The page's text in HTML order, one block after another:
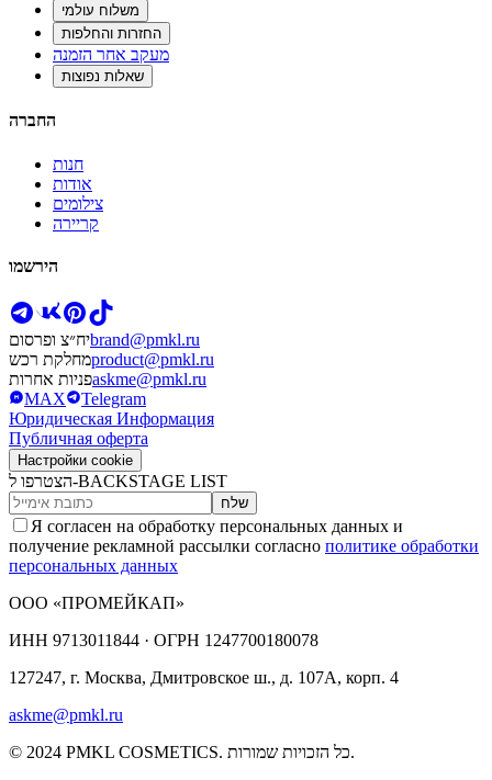
משלוח עולמי
החזרות והחלפות
מעקב אחר הזמנה
שאלות נפוצות
החברה
חנות
אודות
צילומים
קריירה
הירשמו
יח״צ ופרסוםbrand@pmkl.ru
מחלקת רכשproduct@pmkl.ru
פניות אחרותaskme@pmkl.ru
MAX
Telegram
Юридическая Информация
Публичная оферта
Настройки cookie
הצטרפו ל-BACKSTAGE LIST
שלח
Я согласен на обработку персональных данных и
получение рекламной рассылки согласно политике обработки
персональных данных
ООО «ПРОМЕЙКАП»
ИНН 9713011844 · ОГРН 1247700180078
127247, г. Москва, Дмитровское ш., д. 107А, корп. 4
askme@pmkl.ru
© 2024 PMKL COSMETICS. כל הזכויות שמורות.